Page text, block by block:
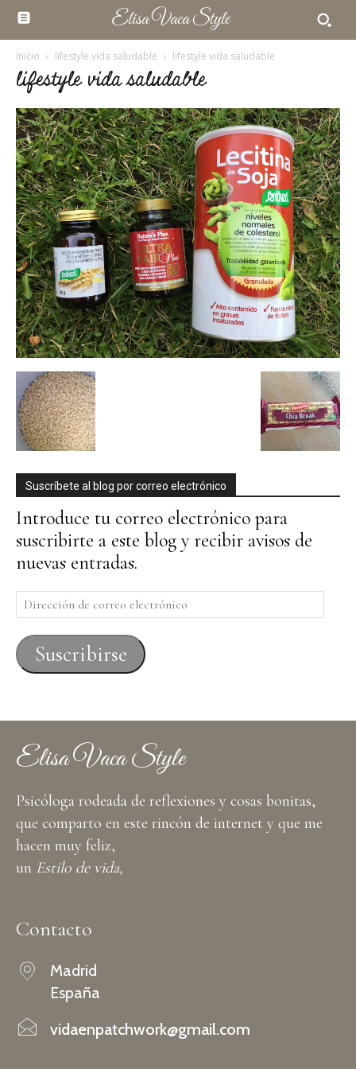
Elisa Vaca Style
Inicio lifestyle vida saludable lifestyle vida saludable
lifestyle vida saludable
Suscríbete al blog por correo electrónico
Introduce tu correo electrónico para
suscribirte a este blog y recibir avisos de
nuevas entradas.
Dirección
de
correo
electrónico
Suscribirse
Elisa Vaca Style
Psicóloga rodeada de reflexiones y cosas bonitas,
que comparto en este rincón de internet y que me
hacen muy feliz,
un Estilo de vida,
Contacto
Madrid
España
vidaenpatchwork@gmail.com